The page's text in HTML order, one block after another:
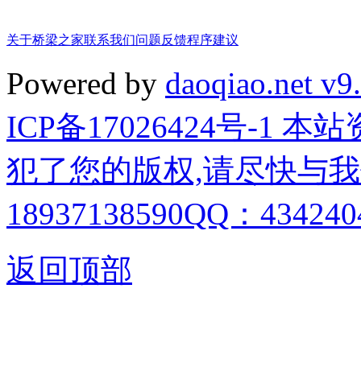
关于桥梁之家联系我们问题反馈程序建议
Powered by daoqiao.net
ICP备17026424号-1 本
犯了您的版权,请尽快与
18937138590QQ：
返回顶部